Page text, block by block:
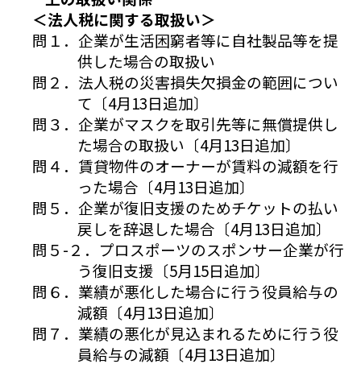
＜法人税に関する取扱い＞
問１．企業が生活困窮者等に自社製品等を提
供した場合の取扱い
問２．法人税の災害損失欠損金の範囲につい
て〔4月13日追加〕
問３．企業がマスクを取引先等に無償提供し
た場合の取扱い〔4月13日追加〕
問４．賃貸物件のオーナーが賃料の減額を行
った場合〔4月13日追加〕
問５．企業が復旧支援のためチケットの払い
戻しを辞退した場合〔4月13日追加〕
問５-２．プロスポーツのスポンサー企業が行
う復旧支援〔5月15日追加〕
問６．業績が悪化した場合に行う役員給与の
減額〔4月13日追加〕
問７．業績の悪化が見込まれるために行う役
員給与の減額〔4月13日追加〕